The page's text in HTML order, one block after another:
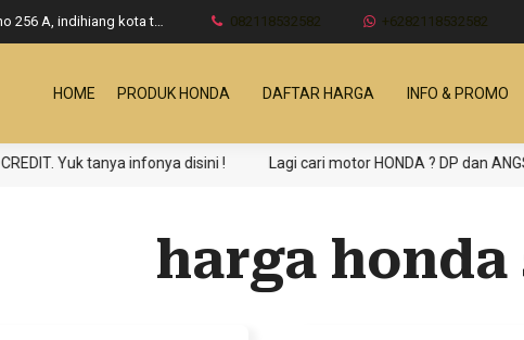
A, indihiang kota tasikmalaya 082118532582 +6282118532582
HOME PRODUK HONDA DAFTAR HARGA INFO & PROMO
Yuk tanya infonya disini ! Lagi cari motor HONDA ? DP dan
harga